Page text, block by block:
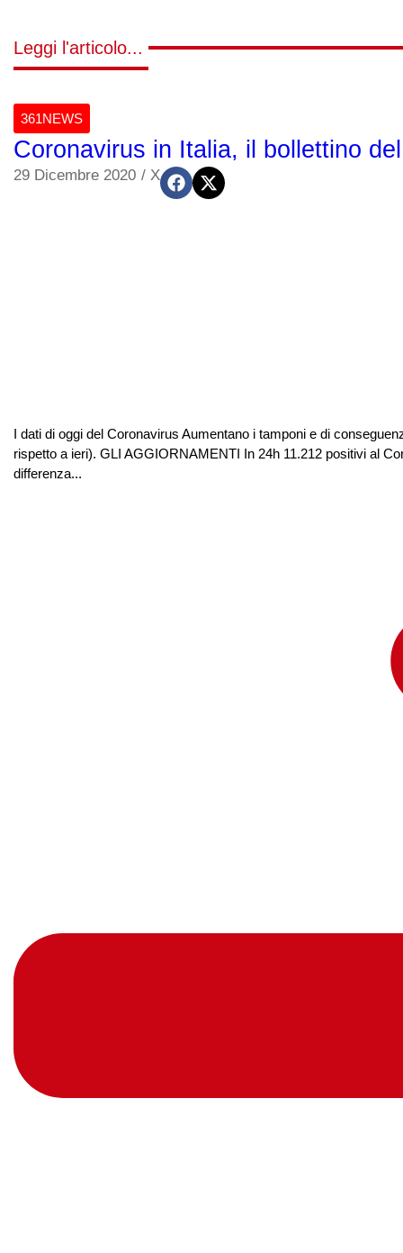
Leggi l'articolo...
361NEWS
Coronavirus in Italia, il bollettino
29 Dicembre 2020 / X
I dati di oggi del Coronavirus Aumentano i tamponi e di
rispetto a ieri). GLI AGGIORNAMENTI In 24h 11.212 positivi al
differenza...